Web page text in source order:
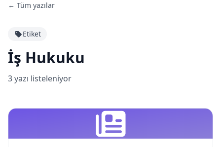
← Tüm yazılar
Etiket
İş Hukuku
3yazı listeleniyor